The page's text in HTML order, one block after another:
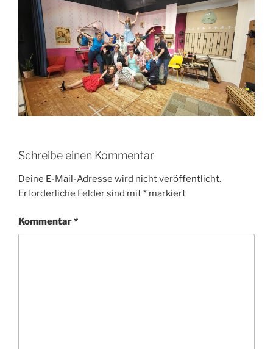
Schreibe einen Kommentar
Deine E-Mail-Adresse wird nicht veröffentlicht.
Erforderliche Felder sind mit* markiert
Kommentar*